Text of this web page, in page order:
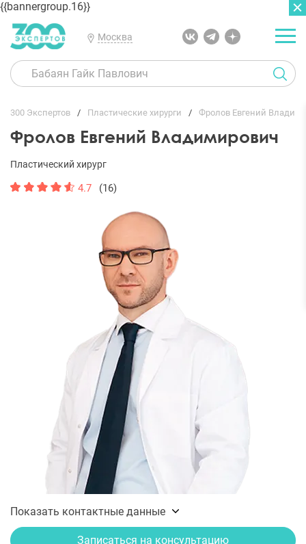
{{bannergroup.16}}
Москва
300 Экспертов Пластические хирурги Фролов Евгений
Фролов Евгений Владимирович
Пластический хирург
4.7 (16)
Показать контактные данные
Записаться на консультацию
ГЛАВНАЯ ОТЗЫВЫ